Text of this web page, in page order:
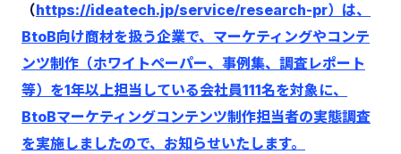
（https://ideatech.jp/service/research-pr）は、
BtoB向け商材を扱う企業で、マーケティングやコンテ
ンツ制作（ホワイトペーパー、事例集、調査レポート
等）を1年以上担当している会社員111名を対象に、
BtoBマーケティングコンテンツ制作担当者の実態調査
を実施しましたので、お知らせいたします。